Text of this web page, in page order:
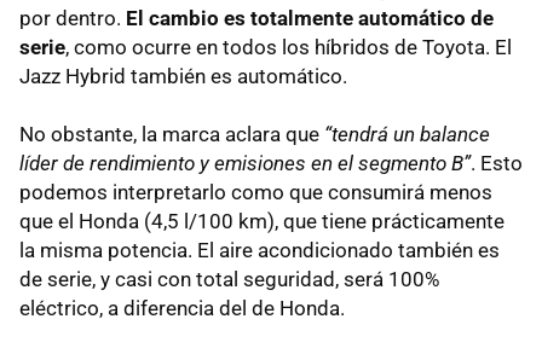
por dentro. El cambio es totalmente automático de
serie, como ocurre en todos los híbridos de Toyota. El
Jazz Hybrid también es automático.
No obstante, la marca aclara que “tendrá un balance
líder de rendimiento y emisiones en el segmento B”. Esto
podemos interpretarlo como que consumirá menos
que el Honda (4,5 l/100 km), que tiene prácticamente
la misma potencia. El aire acondicionado también es
de serie, y casi con total seguridad, será 100%
eléctrico, a diferencia del de Honda.